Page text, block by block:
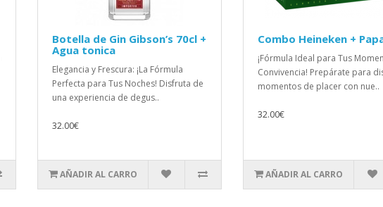
Botella de Gin Gibson’s 70cl +
Agua tonica
Elegancia y Frescura: ¡La Fórmula
Perfecta para Tus Noches! Disfruta de
una experiencia de degus..
32.00€
AÑADIR AL CARRO
Combo Heineken +
¡Fórmula Ideal para Tus
Convivencia! Prepárate para
momentos de placer con nue..
32.00€
AÑADIR AL CARRO